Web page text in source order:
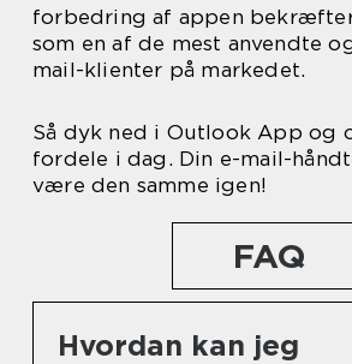
forbedring af appen
som en af de mest anvendte
mail-klienter på markedet.
Så dyk ned i Outlook App og
fordele i dag. Din e-mail-
være den samme igen!
FAQ
Hvordan kan jeg